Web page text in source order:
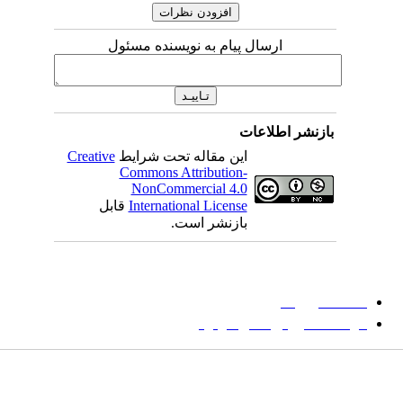
ارسال پیام به نویسنده مسئول
بازنشر اطلاعات
این مقاله تحت شرایطCreative
Commons Attribution-
NonCommercial 4.0
International Licenseقابل
بازنشر است.
دانشگاه بیرجند
مؤسسه آموزش عالی فردوس